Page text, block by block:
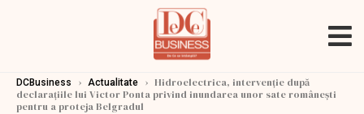
DCBusiness › Actualitate › Hidroelectrica, intervenţie după
declaraţiile lui Victor Ponta privind inundarea unor sate româneşti
pentru a proteja Belgradul